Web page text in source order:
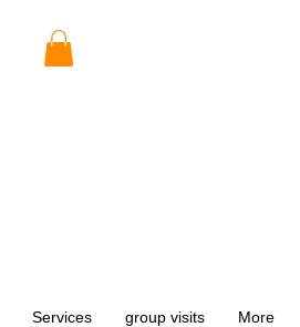
Services group visits More